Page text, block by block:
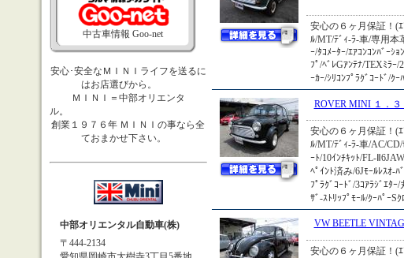
中古車情報 Goo-net
安心･安全なＭＩＮＩライフを送るに
はお店選びから。
ＭＩＮＩ＝中部オリエンタ
ル。
創業１９７６年 ＭＩＮＩの事なら全
ておまかせ下さい。
中部オリエンタル自動車(株)
〒444-2134
安心の６ヶ月保証！(
ﾙ/MT/ﾃﾞｨ-ﾗ-車/専用本
ｰ/ﾀｺﾒｰﾀｰ/ｴｱｺﾝｺﾝﾊﾞｰｼ
ﾌﾟ/ﾍﾞﾚGｱﾝﾃﾅ/TEXﾐﾗｰ/
ｰｶｰ/ｼﾘｺﾝﾌﾟﾗｸﾞｺｰﾄﾞ/ｸ
ROVER MINI １．３
安心の６ヶ月保証！(
ﾙ/MT/ﾃﾞｨ-ﾗ-車/AC/CD/
ｰﾄ/10ｲﾝﾁｷｯﾄ/FL-
ﾍﾟｲﾝﾄ済み/6Jﾓｰﾙﾚｽｵ-ﾊ
ﾌﾟﾗｸﾞｺｰﾄﾞ/3ｺｱﾗｼﾞｴﾀｰ
ｻﾞ-ｽﾄﾘｯﾌﾟﾓｰﾙ/ｸｰﾊﾟｰS
VW BEETLE
安心の６ヶ月保証！(